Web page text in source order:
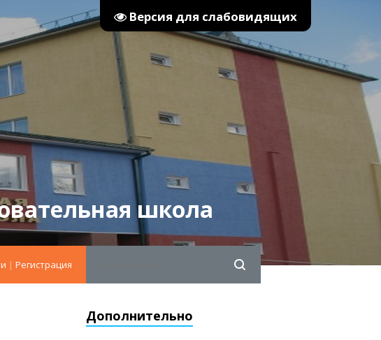
Версия для слабовидящих
школа
| Регистрация
2021
Дополнительно